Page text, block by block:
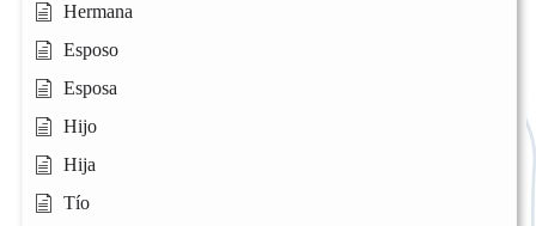
Hermana
Esposo
Esposa
Hijo
Hija
Tío